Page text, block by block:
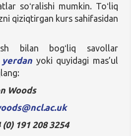
soʻralishi mumkin. Toʻliq
qiziqtirgan kurs sahifasidan
bilan bogʻliq savollar
yerdan yoki quyidagi mas’ul
Woods
191 208 3254